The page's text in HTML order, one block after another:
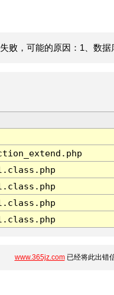
败，可能的原因：1、数据
www.365jz.com已经将此出错